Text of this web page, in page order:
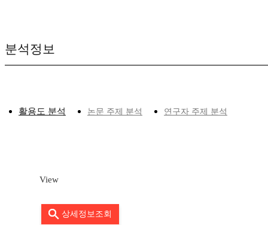
분석정보
활용도 분석 논문 주제 분석 연구자 주제 분석
View
상세정보조회